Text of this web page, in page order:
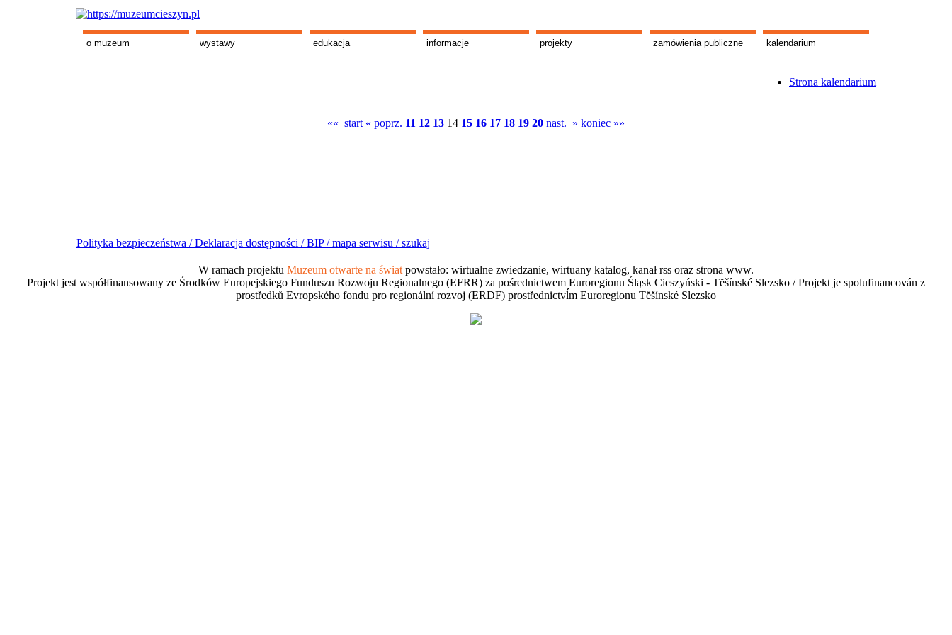
o muzeum wystawy edukacja informacje projekty zamówienia publiczne kalendarium
Strona kalendarium
«« start « poprz. 11 12 13 14 15 16 17 18 19 20 nast. » koniec »»
Polityka bezpieczeństwa /Deklaracja dostępności /BIP /mapa serwisu /szukaj
W ramach projektu Muzeum otwarte na świat powstało: wirtualne zwiedzanie, wirtuany katalog, kanał rss oraz strona www.
Projekt jest współfinansowany ze Środków Europejskiego Funduszu Rozwoju Regionalnego (EFRR) za pośrednictwem Euroregionu Śląsk Cieszyński - Tĕšínské Slezsko / Projekt je spolufinancován z
prostředků Evropského fondu pro regionální rozvoj (ERDF) prostřednictvĺm Euroregionu Tĕšínské Slezsko